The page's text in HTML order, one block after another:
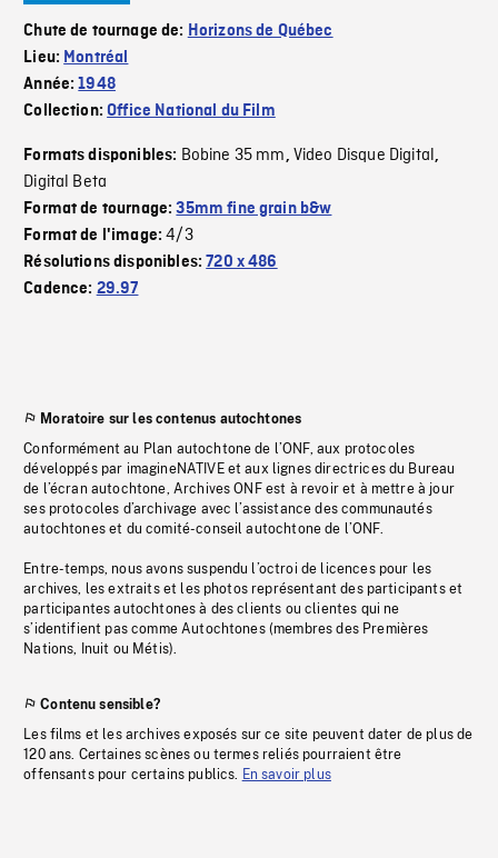
Chute de tournage de: Horizons de Québec
Lieu: Montréal
Année:1948
Collection:Office National du Film
Formats disponibles: Bobine 35 mm, Video Disque Digital,
Digital Beta
Format de tournage:35mm fine grain b&w
Format de l'image:4/3
Résolutions disponibles:720 x 486
Cadence: 29.97
Moratoire sur les contenus autochtones
Conformément au Plan autochtone de l’ONF, aux protocoles
développés par imagineNATIVE et aux lignes directrices du Bureau
de l’écran autochtone, Archives ONF est à revoir et à mettre à jour
ses protocoles d’archivage avec l’assistance des communautés
autochtones et du comité-conseil autochtone de l’ONF.
Entre-temps, nous avons suspendu l’octroi de licences pour les
archives, les extraits et les photos représentant des participants et
participantes autochtones à des clients ou clientes qui ne
s’identifient pas comme Autochtones (membres des Premières
Nations, Inuit ou Métis).
Contenu sensible?
Les films et les archives exposés sur ce site peuvent dater de plus de
120 ans. Certaines scènes ou termes reliés pourraient être
offensants pour certains publics. En savoir plus